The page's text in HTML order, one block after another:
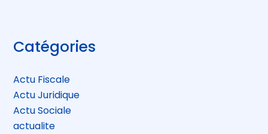
Blog
sidebar
Catégories
Actu Fiscale
Actu Juridique
Actu Sociale
actualite